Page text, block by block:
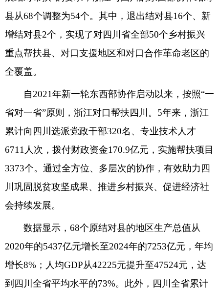
县从68个调整为54个。其中，退出结对县16个、新
增结对县2个，实现了对四川省全部50个乡村振兴
重点帮扶县、对口支援地区和对口合作革命老区的
全覆盖。
自2021年新一轮东西部协作启动以来，按照“一
省对一省”原则，浙江对口帮扶四川。5年来，浙江
累计向四川选派党政干部320名、专业技术人才
6711人次，拨付财政资金170.9亿元，实施帮扶项目
3373个。通过全方位、多层次的协作，有效助力四
川巩固脱贫攻坚成果、推进乡村振兴、促进经济社
会持续发展。
数据显示，68个原结对县的地区生产总值从
2020年的5437亿元增长至2024年的7253亿元，年均
增长8%；人均GDP从42225元提升至47524元，达
到四川全省平均水平的73%。此外，四川全省累计